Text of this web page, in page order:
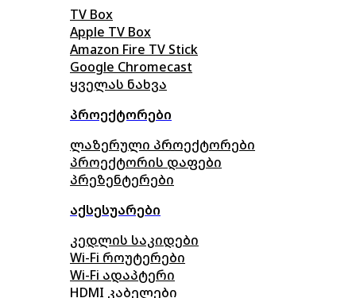
TV Box
Apple TV Box
Amazon Fire TV Stick
Google Chromecast
ყველას ნახვა
პროექტორები
ლაზერული პროექტორები
პროექტორის დაფები
პრეზენტერები
აქსესუარები
კედლის საკიდები
Wi-Fi როუტერები
Wi-Fi ადაპტერი
HDMI კაბელები